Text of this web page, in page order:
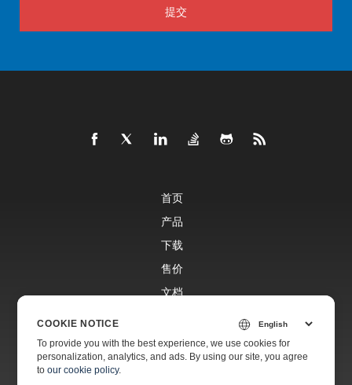
提交
首页
产品
下载
售价
文档
付费支持
COOKIE NOTICE
To provide you with the best experience, we use cookies for
personalization, analytics, and ads. By using our site, you agree
toour cookie policy.